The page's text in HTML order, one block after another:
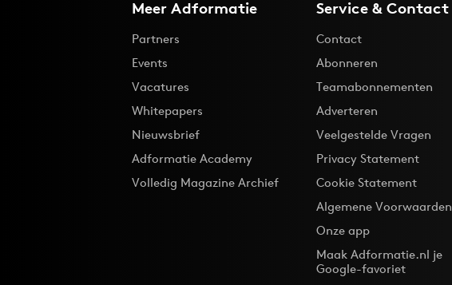
Meer Adformatie
Partners
Events
Vacatures
Whitepapers
Nieuwsbrief
Adformatie Academy
Volledig Magazine Archief
Service & Contact
Contact
Abonneren
Teamabonnementen
Adverteren
Veelgestelde Vragen
Privacy Statement
Cookie Statement
Algemene Voorwaarden
Onze app
Maak Adformatie.nl je
Google-favoriet